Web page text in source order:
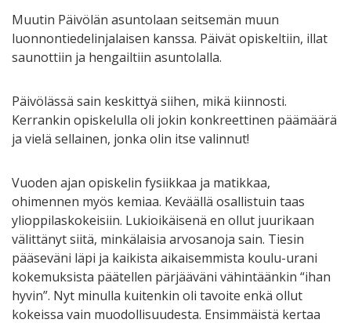
Muutin Päivölän asuntolaan seitsemän muun
luonnontiedelinjalaisen kanssa. Päivät opiskeltiin, illat
saunottiin ja hengailtiin asuntolalla.
Päivölässä sain keskittyä siihen, mikä kiinnosti.
Kerrankin opiskelulla oli jokin konkreettinen päämäärä
ja vielä sellainen, jonka olin itse valinnut!
Vuoden ajan opiskelin fysiikkaa ja matikkaa,
ohimennen myös kemiaa. Keväällä osallistuin taas
ylioppilaskokeisiin. Lukioikäisenä en ollut juurikaan
välittänyt siitä, minkälaisia arvosanoja sain. Tiesin
pääseväni läpi ja kaikista aikaisemmista koulu-urani
kokemuksista päätellen pärjääväni vähintäänkin “ihan
hyvin”. Nyt minulla kuitenkin oli tavoite enkä ollut
kokeissa vain muodollisuudesta. Ensimmäistä kertaa